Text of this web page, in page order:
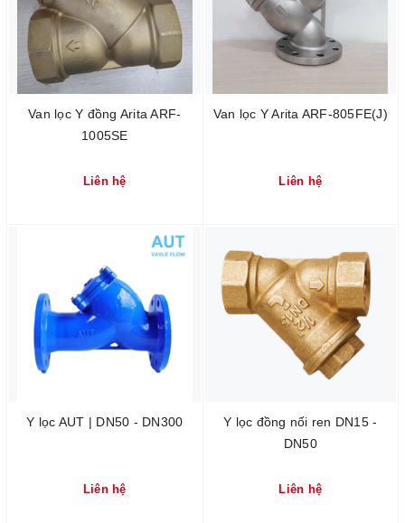
Van lọc Y đồng Arita ARF-
1005SE
Liên hệ
Van lọc Y Arita ARF-805FE(J)
Liên hệ
Y lọc AUT | DN50 - DN300
Liên hệ
Y lọc đồng nối ren DN15 -
DN50
Liên hệ